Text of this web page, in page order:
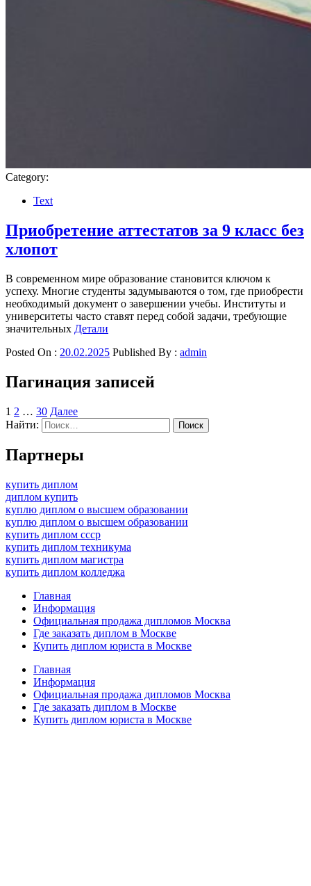
Category:
Text
Приобретение аттестатов за 9 класс без
хлопот
В современном мире образование становится ключом к
успеху. Многие студенты задумываются о том, где приобрести
необходимый документ о завершении учебы. Институты и
университеты часто ставят перед собой задачи, требующие
значительных Детали
Posted On : 20.02.2025 Published By : admin
Пагинация записей
1 2 … 30 Далее
Найти:
Партнеры
купить диплом
диплом купить
куплю диплом о высшем образовании
куплю диплом о высшем образовании
купить диплом ссср
купить диплом техникума
купить диплом магистра
купить диплом колледжа
Главная
Информация
Официальная продажа дипломов Москва
Где заказать диплом в Москве
Купить диплом юриста в Москве
Главная
Информация
Официальная продажа дипломов Москва
Где заказать диплом в Москве
Купить диплом юриста в Москве